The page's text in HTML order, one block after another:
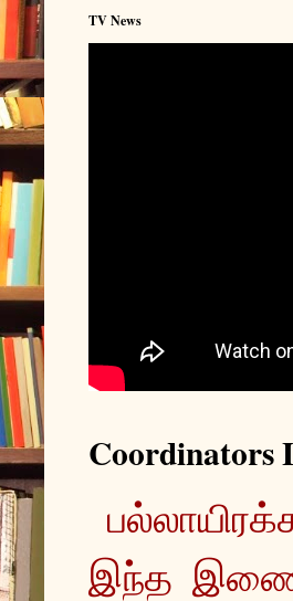
TV News
Coordinators
இந்த